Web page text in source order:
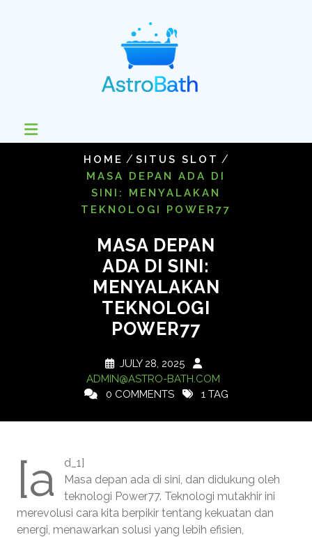
HOME / SITUS SLOT /
MASA DEPAN ADA DI
SINI: MENYALAKAN
TEKNOLOGI POWER77
MASA DEPAN
ADA DI SINI:
MENYALAKAN
TEKNOLOGI
POWER77
JULY 28, 2025
ADMIN@ASTRO-BATH.COM
0 COMMENTS
1 TAG
[a
d_1]
Masa depan ada di sini, dan didukung oleh
teknologi Power77. Teknologi mutakhir ini
merevolusi cara kita berpikir tentang kekuatan dan
energi, menawarkan solusi yang lebih efisien,